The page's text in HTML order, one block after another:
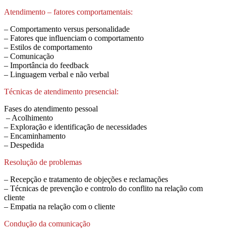
Atendimento – fatores comportamentais:
– Comportamento versus personalidade
– Fatores que influenciam o comportamento
– Estilos de comportamento
– Comunicação
– Importância do feedback
– Linguagem verbal e não verbal
Técnicas de atendimento presencial:
Fases do atendimento pessoal
– Acolhimento
– Exploração e identificação de necessidades
– Encaminhamento
– Despedida
Resolução de problemas
– Recepção e tratamento de objeções e reclamações
– Técnicas de prevenção e controlo do conflito na relação com
cliente
– Empatia na relação com o cliente
Condução da comunicação